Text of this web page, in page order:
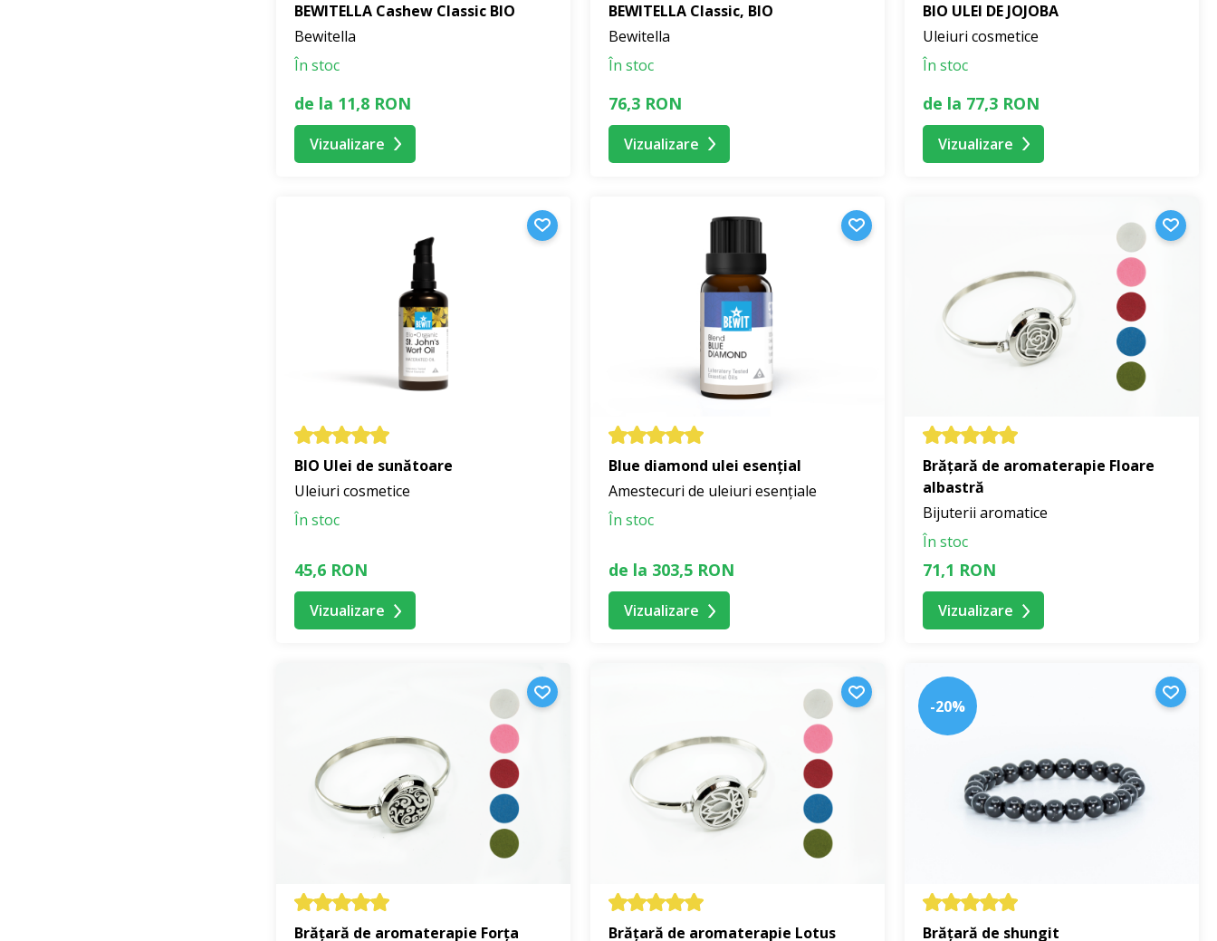
BEWITELLA Cashew Classic BIO
Bewitella
În stoc
de la 11,8 RON
Vizualizare
BEWITELLA Classic, BIO
Bewitella
În stoc
76,3 RON
Vizualizare
BIO ULEI DE JOJOBA
Uleiuri cosmetice
În stoc
de la 77,3 RON
Vizualizare
BIO Ulei de sunătoare
Uleiuri cosmetice
În stoc
45,6 RON
Vizualizare
Blue diamond ulei esențial
Amestecuri de uleiuri esențiale
În stoc
de la 303,5 RON
Vizualizare
Brățară de aromaterapie Floare
albastră
Bijuterii aromatice
În stoc
71,1 RON
Vizualizare
Brățară de aromaterapie Forța Brățară de aromaterapie Lotus
-20%
Brățară de shungit